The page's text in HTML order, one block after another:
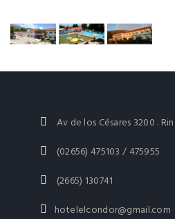
Av de los Césares 3200 .
(02656) 475103 / 475955
(2665) 130741
hotelelcondor@gmail.com